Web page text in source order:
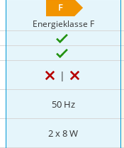
F
Energieklasse F
50 Hz
2 x 8 W